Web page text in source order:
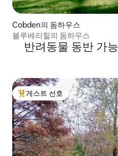
Cobden의 돔하우스
블루베리힐의 돔하우스
반려동물 동반 가
상위 게스트 선호
게스트 선호